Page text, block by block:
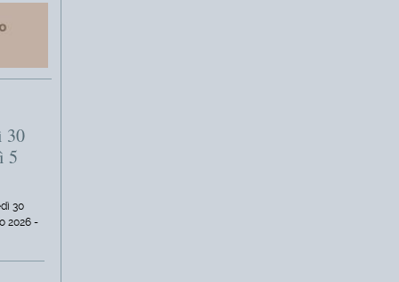
30
5
30
2026 -